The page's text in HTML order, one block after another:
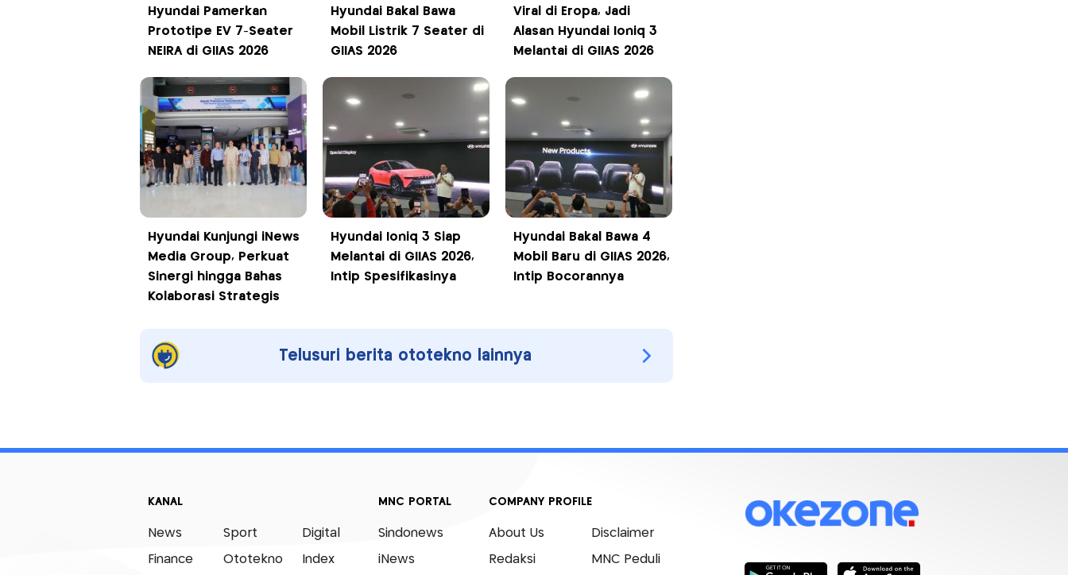
Hyundai Pamerkan
Prototipe EV 7-Seater
NEIRA di GIIAS 2026
Hyundai Bakal Bawa
Mobil Listrik 7 Seater di
GIIAS 2026
Viral di Eropa, Jadi
Alasan Hyundai Ioniq 3
Melantai di GIIAS 2026
Hyundai Kunjungi iNews
Media Group, Perkuat
Sinergi hingga Bahas
Kolaborasi Strategis
Hyundai Ioniq 3 Siap
Melantai di GIIAS 2026,
Intip Spesifikasinya
Hyundai Bakal Bawa 4
Mobil Baru di GIIAS 2026,
Intip Bocorannya
Telusuri berita ototekno lainnya
KANAL
News
Finance
Sport
Ototekno
Digital
Index
MNC PORTAL
Sindonews
iNews
COMPANY PROFILE
About Us
Redaksi
Disclaimer
MNC Peduli